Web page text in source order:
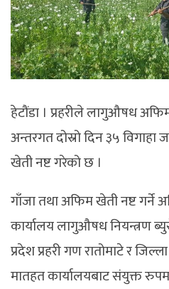
हेटौंडा । प्रहरीले लागुऔषध
अन्तरगत दोस्रो दिन ३५
खेती नष्ट गरेको छ ।
गाँजा तथा अफिम खेती नष्ट गर्ने
कार्यालय लागुऔषध नियन्त्रण
प्रदेश प्रहरी गण रातोमाटे र
मातहत कार्यालयबाट संयुक्त रुपमा